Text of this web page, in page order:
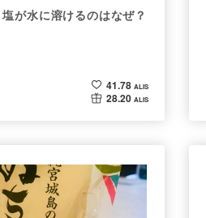
塩が水に溶けるのはなぜ？
41.78 ALIS
28.20 ALIS